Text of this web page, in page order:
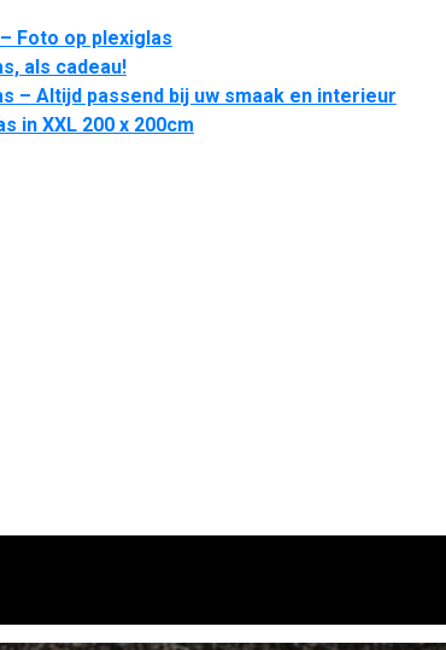
Foto op plexiglas
als cadeau!
– Altijd passend bij uw smaak en interieur
in XXL 200 x 200cm